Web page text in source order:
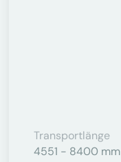
Transportlänge
4551 - 8400 mm